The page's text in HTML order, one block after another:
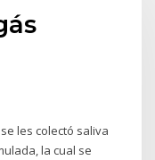
les colectó saliva
la cual se